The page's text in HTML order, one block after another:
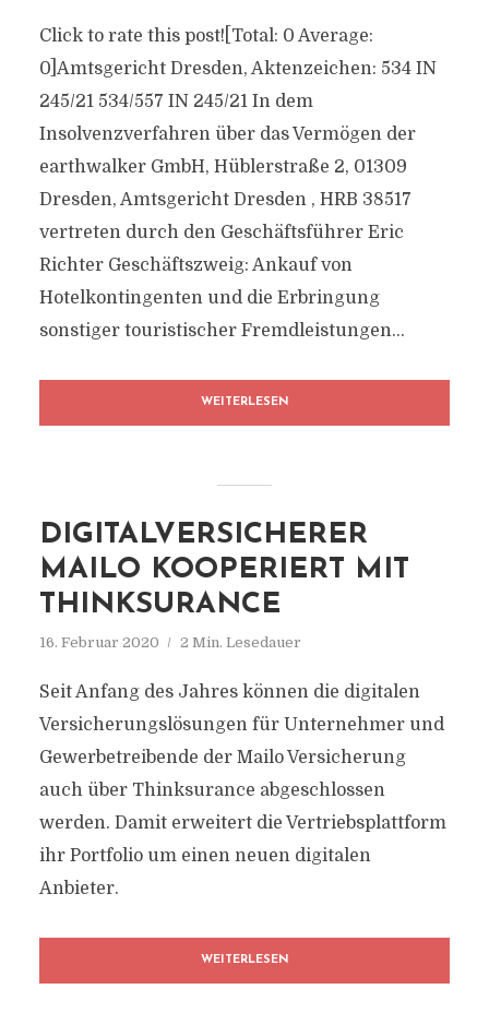
Click to rate this post![Total: 0 Average:
0]Amtsgericht Dresden, Aktenzeichen: 534 IN
245/21 534/557 IN 245/21 In dem
Insolvenzverfahren über das Vermögen der
earthwalker GmbH, Hüblerstraße 2, 01309
Dresden, Amtsgericht Dresden , HRB 38517
vertreten durch den Geschäftsführer Eric
Richter Geschäftszweig: Ankauf von
Hotelkontingenten und die Erbringung
sonstiger touristischer Fremdleistungen...
WEITERLESEN
DIGITALVERSICHERER
MAILO KOOPERIERT MIT
THINKSURANCE
16. Februar 2020 2 Min. Lesedauer
Seit Anfang des Jahres können die digitalen
Versicherungslösungen für Unternehmer und
Gewerbetreibende der Mailo Versicherung
auch über Thinksurance abgeschlossen
werden. Damit erweitert die Vertriebsplattform
ihr Portfolio um einen neuen digitalen
Anbieter.
WEITERLESEN